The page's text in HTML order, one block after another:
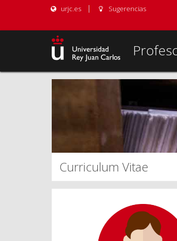
urjc.es Sugerencias
Curriculum Vitae